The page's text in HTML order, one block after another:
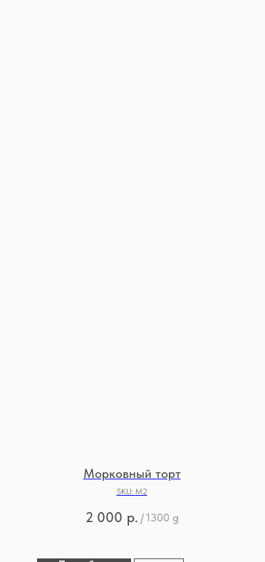
Морковный торт
SKU: М2
2 000 р. /1300 g